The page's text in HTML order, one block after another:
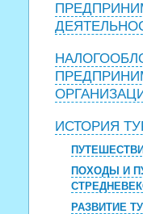
ИСТОРИЯ
ПОХОДЫ И
РАЗВИТИЕ